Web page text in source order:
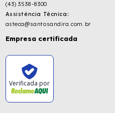
(43) 3538-8300
Assistência Técnica:
asteca@santosandira.com.br
Empresa certificada
Verificada por